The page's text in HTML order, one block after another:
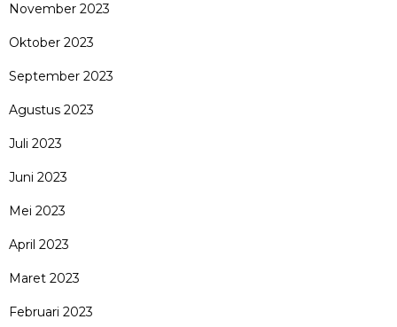
November 2023
Oktober 2023
September 2023
Agustus 2023
Juli 2023
Juni 2023
Mei 2023
April 2023
Maret 2023
Februari 2023